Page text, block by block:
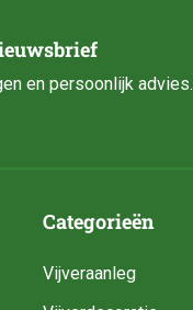
en persoonlijk advies.
Categorieën
Vijveraanleg